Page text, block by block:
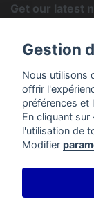
Get our latest
find our contact
PRODUCTS
Gestion
Nous utilisons
offrir
préférences et
En cliquant
l'utilisation de
Modifier